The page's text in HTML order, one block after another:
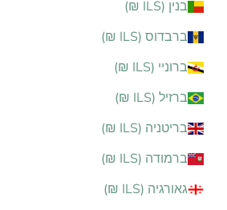
בנין (ILS ₪)
ברבדוס (ILS ₪)
ברוניי (ILS ₪)
ברזיל (ILS ₪)
בריטניה (ILS ₪)
ברמודה (ILS ₪)
גאורגיה (ILS ₪)